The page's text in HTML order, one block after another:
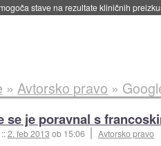
stave na rezultate kliničnih
» Avtorsko pravo »
se je poravnal s
::2. feb 2013 ob 15:06 Avtorsko pravo